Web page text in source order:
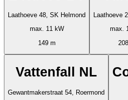
Laathoeve 48, SK Helmond
max. 11 kW
149 m
Laathoeve
max.
Vattenfall NL
Gewantmakerstraat 54, Roermond